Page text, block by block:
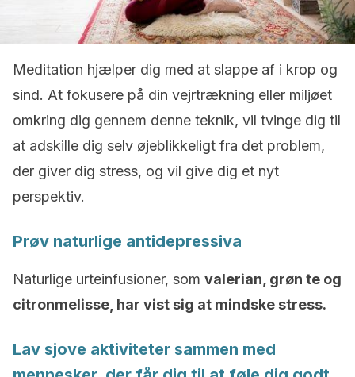
Meditation hjælper dig med at slappe af i krop og
sind. At fokusere på din vejrtrækning eller miljøet
omkring dig gennem denne teknik, vil tvinge dig til
at adskille dig selv øjeblikkeligt fra det problem,
der giver dig stress, og vil give dig et nyt
perspektiv.
Prøv naturlige antidepressiva
Naturlige urteinfusioner, som valerian, grøn te og
citronmelisse, har vist sig at mindske stress.
Lav sjove aktiviteter sammen med